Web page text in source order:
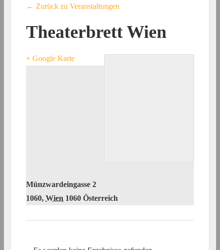
← Zurück zu Veranstaltungen
Theaterbrett Wien
+ Google Karte
Münzwardeingasse 2
1060, Wien 1060 Österreich